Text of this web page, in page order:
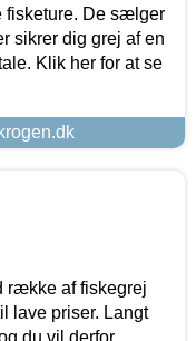
fisketure. De sælger
sikrer dig grej af en
Klik her for at se
række af fiskegrej
lave priser. Langt
du vil derfor